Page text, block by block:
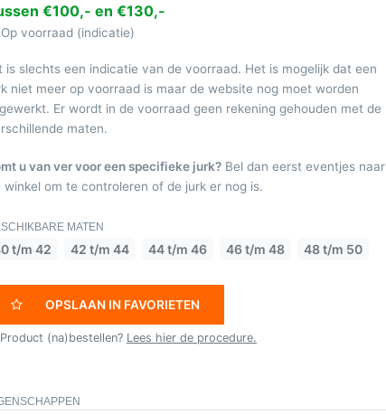
€100,- en €130,-
Op voorraad (indicatie)
is slechts een indicatie van de voorraad. Het is mogelijk dat een
niet meer op voorraad is maar de website nog moet worden
Er wordt in de voorraad geen rekening gehouden met de
maten.
u van ver voor een specifieke jurk? Bel dan eerst eventjes naar
winkel om te controleren of de jurk er nog is.
MATEN
t/m 42 42 t/m 44 44 t/m 46 46 t/m 48 48 t/m 50
OPSLAAN IN FAVORIETEN
Product (na)bestellen? Lees hier de procedure.